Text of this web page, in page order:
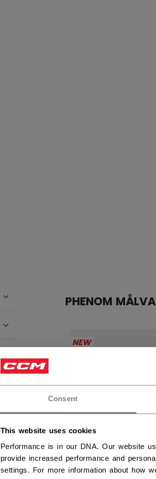
Consent
This website uses cookies
Performance is in our DNA. Our website
provide increased performance and
settings. For more information about how
PHENOM
NEW